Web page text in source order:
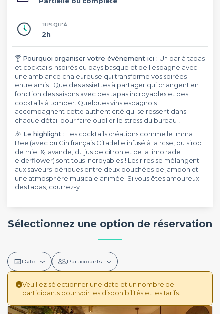
JUSQU'À
2h
🍸 Pourquoi organiser votre évènement ici : Un bar à tapas
et cocktails inspirés du pays basque et de l'espagne avec
une ambiance chaleureuse qui transforme vos soirées
entre amis ! Que des assiettes à partager qui changent en
fonction des saisons avec des tapas incroyables et des
cocktails à tomber. Quelques vins espagnols
accompagnent cette authenticité qui se ressent dans
chaque détail pour faire oublier le stress du bureau !
🎉 Le highlight : Les cocktails créations comme le Imma
Bee (avec du Gin français Citadelle infusé à la rose, du sirop
de miel & lavande, du jus de citron et de la limonade
elderflower) sont tous incroyables ! Les rires se mélangent
aux saveurs ibériques entre deux bouchées de jambon et
une atmosphère musicale animée. Si vous êtes amoureux
des tapas, courrez-y !
Sélectionnez une option de réservation
Date Participants
Veuillez sélectionner une date et un nombre de
participants pour voir les disponibilités et les tarifs.